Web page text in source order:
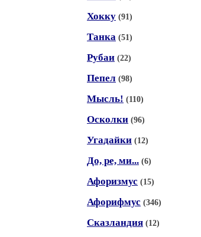
Хокку (91)
Танка (51)
Рубаи (22)
Пепел (98)
Мысль! (110)
Осколки (96)
Угадайки (12)
До, ре, ми... (6)
Афоризмус (15)
Афорифмус (346)
Сказландия (12)